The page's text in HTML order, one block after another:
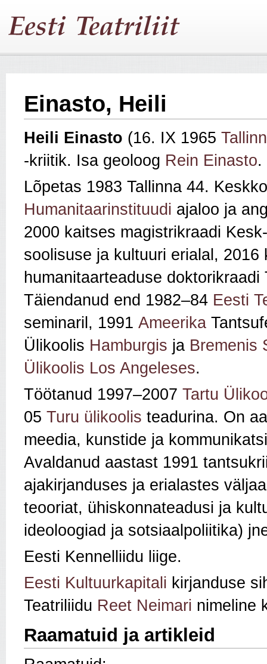
Einasto, Heili
Heili Einasto (16. IX 1965 Tallinn
-kriitik. Isa geoloog Rein Einasto.
Lõpetas 1983 Tallinna 44.
Humanitaarinstituudi ajaloo ja
2000 kaitses magistrikraadi
soolisuse ja kultuuri erialal, 2016
humanitaarteaduse doktorikraadi
Täiendanud end 1982–84 Eesti
seminaril, 1991 Ameerika
Ülikoolis Hamburgis ja Bremenis
Ülikoolis Los Angeleses.
Töötanud 1997–2007 Tartu
05 Turu ülikoolis teadurina. On
meedia, kunstide ja
Avaldanud aastast 1991
ajakirjanduses ja erialastes
teooriat, ühiskonnateadusi ja
ideoloogiad ja sotsiaalpoliitika)
Eesti Kennelliidu liige.
Eesti Kultuurkapitali kirjanduse
Teatriliidu Reet Neimari nimeline
Raamatuid ja artikleid